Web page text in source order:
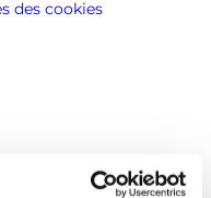
des cookies